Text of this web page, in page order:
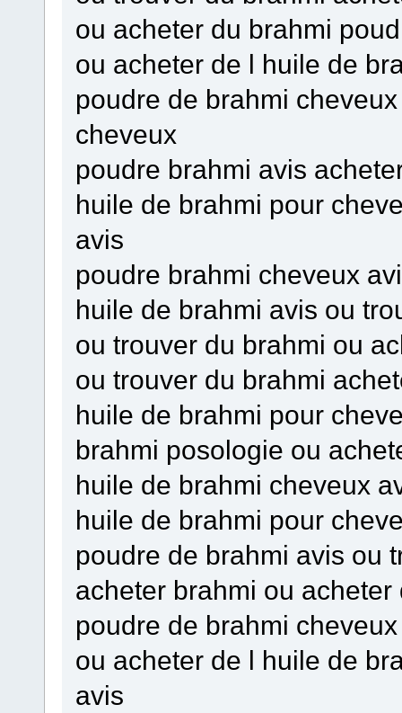
ou acheter du brahmi
ou acheter de l huile de
poudre de brahmi
cheveux
poudre brahmi avis
huile de brahmi pour
avis
poudre brahmi cheveux
huile de brahmi avis ou
ou trouver du brahmi ou
ou trouver du brahmi
huile de brahmi pour
brahmi posologie ou
huile de brahmi cheveux
huile de brahmi pour
poudre de brahmi avis ou
acheter brahmi ou acheter
poudre de brahmi
ou acheter de l huile de
avis